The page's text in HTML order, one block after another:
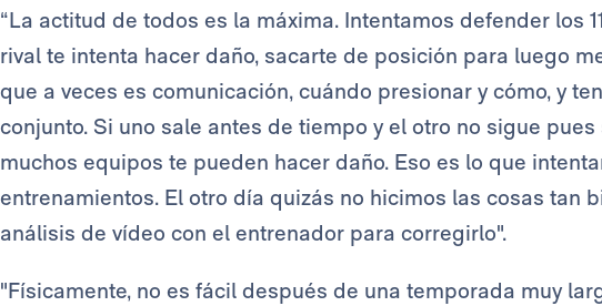
“La actitud de todos es la máxima. Intentamos defender los
rival te intenta hacer daño, sacarte de posición para luego
que a veces es comunicación, cuándo presionar y cómo, y
conjunto. Si uno sale antes de tiempo y el otro no sigue
muchos equipos te pueden hacer daño. Eso es lo que
entrenamientos. El otro día quizás no hicimos las cosas tan
análisis de vídeo con el entrenador para corregirlo".
"Físicamente, no es fácil después de una temporada muy